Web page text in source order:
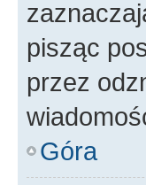
pisząc
przez
Góra